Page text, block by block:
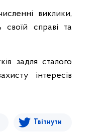
виклики,
своїй справі та
задля сталого
інтересів
Твітнути